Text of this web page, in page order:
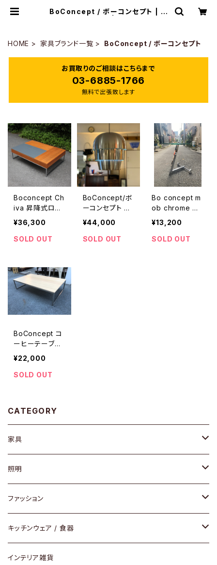
BoConcept / ボーコンセプト | ト
HOME
家具ブランド一覧 BoConcept / ボーコンセプト
お買取りのご相談はこちらまで
03-6885-1766
無料で出張致します
Boconcept Ch
iva 昇降式ロー
テーブル ボー
コンセプト チ
ーバ ウォール
¥36,300
SOLD OUT
BoConcept/ボ
ーコンセプト フ
ランゼン "PINE
CONE PENDA
NT LAMP"
¥44,000
SOLD OUT
Bo concept m
ob chrome ガ
ラスサイドテーブ
¥13,200
SOLD OUT
BoConcept コ
ーヒーテーブル
Lugo
¥22,000
SOLD OUT
CATEGORY
家具
ソファ / ベンチ
チェア / スツール
ダイニングセット / ダイニングテーブル
ローテーブル / サイドテーブル
照明
ペンダントライト
テーブルランプ / デスクスタンド
フロアライト
ファッション
アクセサリー
リング
財布
キッチンウェア / 食器
グラス / タンブラー
インテリア雑貨